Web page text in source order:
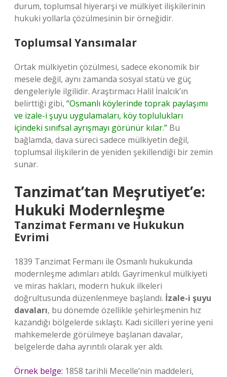
durum, toplumsal hiyerarşi ve mülkiyet ilişkilerinin
hukuki yollarla çözülmesinin bir örneğidir.
Toplumsal Yansımalar
Ortak mülkiyetin çözülmesi, sadece ekonomik bir
mesele değil, aynı zamanda sosyal statü ve güç
dengeleriyle ilgilidir. Araştırmacı Halil İnalcık’ın
belirttiği gibi, “Osmanlı köylerinde toprak paylaşımı
ve izale-i şuyu uygulamaları, köy toplulukları
içindeki sınıfsal ayrışmayı görünür kılar.” Bu
bağlamda, dava süreci sadece mülkiyetin değil,
toplumsal ilişkilerin de yeniden şekillendiği bir zemin
sunar.
Tanzimat’tan Meşrutiyet’e:
Hukuki Modernleşme
Tanzimat Fermanı ve Hukukun
Evrimi
1839 Tanzimat Fermanı ile Osmanlı hukukunda
modernleşme adımları atıldı. Gayrimenkul mülkiyeti
ve miras hakları, modern hukuk ilkeleri
doğrultusunda düzenlenmeye başlandı. İzale-i şuyu
davaları, bu dönemde özellikle şehirleşmenin hız
kazandığı bölgelerde sıklaştı. Kadı sicilleri yerine yeni
mahkemelerde görülmeye başlanan davalar,
belgelerde daha ayrıntılı olarak yer aldı.
Örnek belge: 1858 tarihli Mecelle’nin maddeleri,